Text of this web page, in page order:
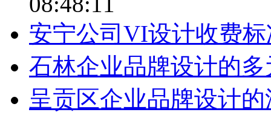
安宁公司VI设计收费
石林企业品牌设计的
呈贡区企业品牌设计